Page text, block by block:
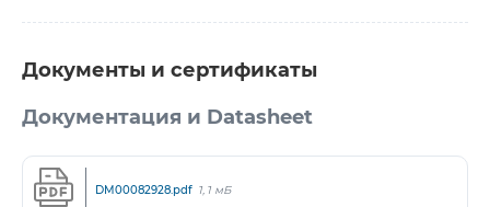
Документы и сертификаты
Документация и Datasheet
DM00082928.pdf 1,1 мБ